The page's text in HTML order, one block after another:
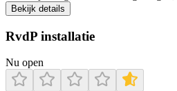
Bekijk details
RvdP installatie
Nu open